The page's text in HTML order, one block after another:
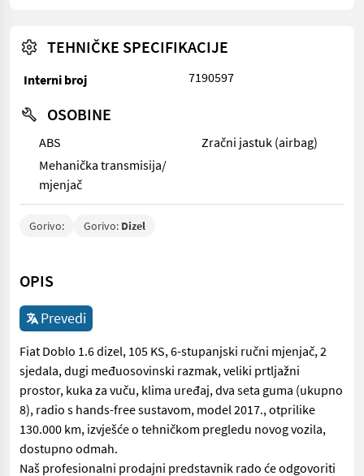
TEHNIČKE SPECIFIKACIJE
Interni broj 7190597
OSOBINE
ABS
Zračni jastuk (airbag)
Mehanička transmisija/
mjenjač
Gorivo: Gorivo: Dizel
OPIS
Prevedi
Fiat Doblo 1.6 dizel, 105 KS, 6-stupanjski ručni mjenjač, 2
sjedala, dugi međuosovinski razmak, veliki prtljažni
prostor, kuka za vuču, klima uređaj, dva seta guma (ukupno
8), radio s hands-free sustavom, model 2017., otprilike
130.000 km, izvješće o tehničkom pregledu novog vozila,
dostupno odmah.
Naš profesionalni prodajni predstavnik rado će odgovoriti